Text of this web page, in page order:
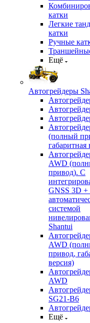
катки
Легкие
катки
Ручные
Ещё
Автогрейдеры
(полный
габаритная
AWD
привод). С
GNSS 3D +
системой
Shantui
AWD
привод,
версия)
AWD
SG21-B6
Ещё